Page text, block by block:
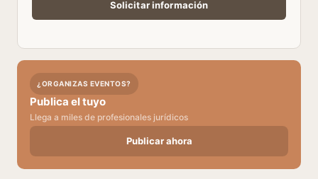
¿ORGANIZAS EVENTOS?
Publica el tuyo
Llega a miles de profesionales jurídicos
Publicar ahora